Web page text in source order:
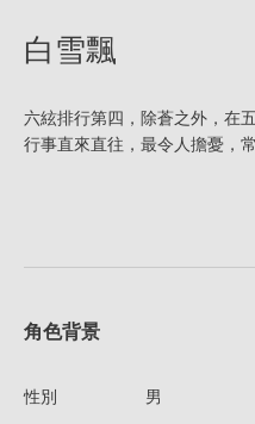
白雪飄
六絃排行第四，除蒼之外，在
行事直來直往，最令人擔憂，
角色背景
性別 男